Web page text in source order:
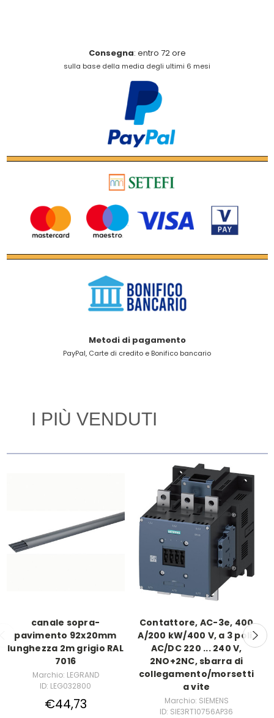
Consegna: entro 72 ore
sulla base della media degli ultimi 6 mesi
Metodi di pagamento
PayPal, Carte di credito e Bonifico bancario
I PIÙ VENDUTI
canale sopra-
pavimento 92x20mm
lunghezza 2m grigio RAL
7016
Marchio: LEGRAND
ID: LEG032800
€44,73
Contattore, AC-3e, 400
A/200 kW/400 V, a 3 poli,
AC/DC 220 ... 240 V,
2NO+2NC, sbarra di
collegamento/morsetti
a vite
Marchio: SIEMENS
ID: SIE3RT10756AP36